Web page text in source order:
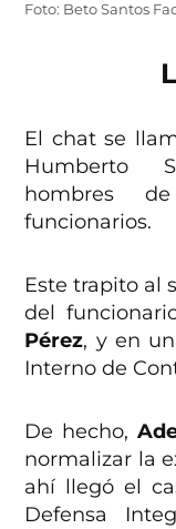
Foto: Beto Santos
El chat se
Humberto
hombres
funcionarios.
Este trapito al
del
Pérez, y en
Interno de
De hecho,
normalizar la
ahí llegó el
Defensa